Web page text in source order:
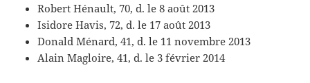
Robert Hénault, 70, d. le 8 août 2013
Isidore Havis, 72, d. le 17 août 2013
Donald Ménard, 41, d. le 11 novembre 2013
Alain Magloire, 41, d. le 3 février 2014